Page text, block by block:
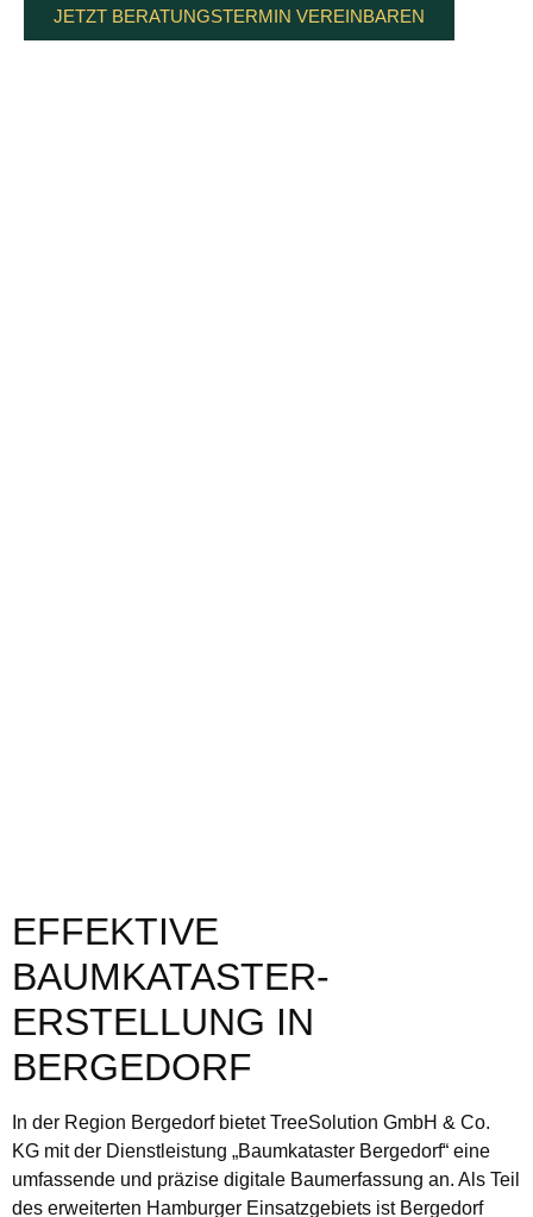
JETZT BERATUNGSTERMIN VEREINBAREN
EFFEKTIVE
BAUMKATASTER-
ERSTELLUNG IN
BERGEDORF
In der Region Bergedorf bietet TreeSolution GmbH & Co.
KG mit der Dienstleistung „Baumkataster Bergedorf“ eine
umfassende und präzise digitale Baumerfassung an. Als Teil
des erweiterten Hamburger Einsatzgebiets ist Bergedorf